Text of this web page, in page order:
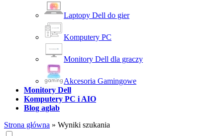
Laptopy Dell do gier
Komputery PC
Monitory Dell dla graczy
Akcesoria Gamingowe
Monitory Dell
Komputery PC i AIO
Blog aglab
Strona główna » Wyniki szukania